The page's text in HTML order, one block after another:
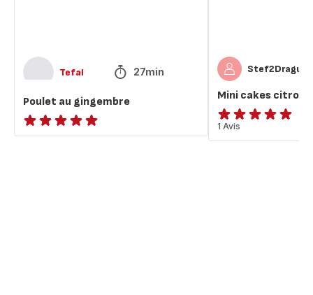
Tefal 27min
Poulet au gingembre
ratings.NaN
Stef2Dragui
Mini cakes citron
Avis
5
1 Avis